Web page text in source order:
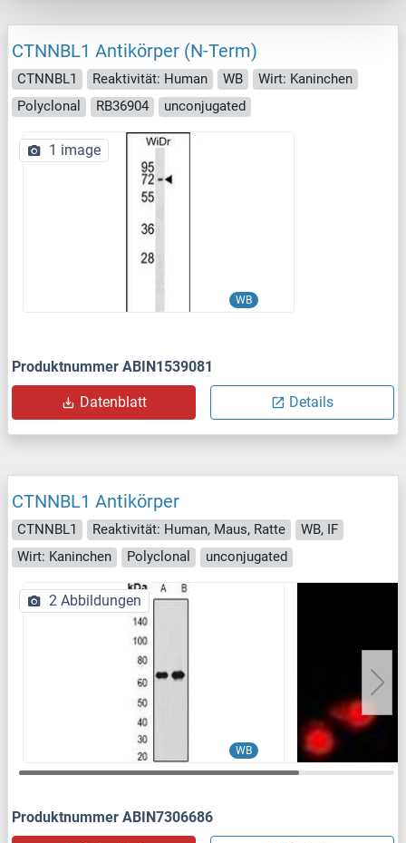
CTNNBL1 Antikörper (N-Term)
CTNNBL1 Reaktivität: Human WB
Wirt: Kaninchen
Polyclonal
RB36904 unconjugated
WB
1 image
Produktnummer ABIN1539081
Datenblatt Details
CTNNBL1 Antikörper
CTNNBL1 Reaktivität: Human, Maus, Ratte
WB, IF
Wirt: Kaninchen
Polyclonal unconjugated
WB
2 Abbildungen
Produktnummer ABIN7306686